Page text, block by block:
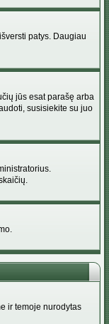
patys. Daugiau
jūs esat parašę arba
susisiekite su juo
ir temoje nurodytas